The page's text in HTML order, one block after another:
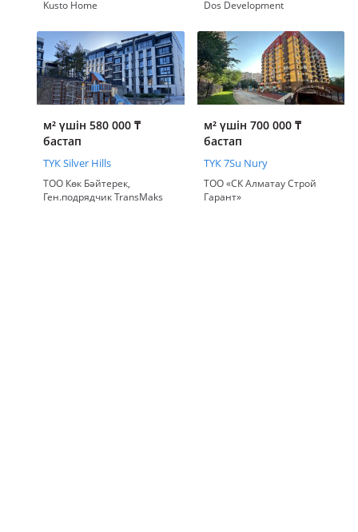
Kusto Home Dos Development
м² үшін 580 000 ₸
бастап
ТҮК Silver Hills
ТОО Көк Бәйтерек,
Ген.подрядчик TransMaks
м² үшін 700 000 ₸
бастап
ТҮК 7Su Nury
ТОО «СК Алматау Строй
Гарант»